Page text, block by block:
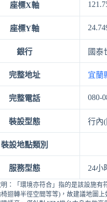
座標X軸
座標Y軸
銀行 國泰
完整地址 宜蘭
完整電話 080-
裝設型態 行內
裝設地點類別
服務型態 24小
：「環境亦符合」指的是該設施
迴轉半徑空間等等)，故建議地圖